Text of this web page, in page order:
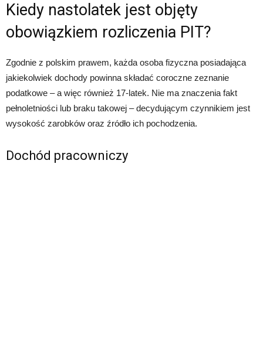
Kiedy nastolatek jest objęty
obowiązkiem rozliczenia PIT?
Zgodnie z polskim prawem, każda osoba fizyczna posiadająca
jakiekolwiek dochody powinna składać coroczne zeznanie
podatkowe – a więc również 17-latek. Nie ma znaczenia fakt
pełnoletniości lub braku takowej – decydującym czynnikiem jest
wysokość zarobków oraz źródło ich pochodzenia.
Dochód pracowniczy